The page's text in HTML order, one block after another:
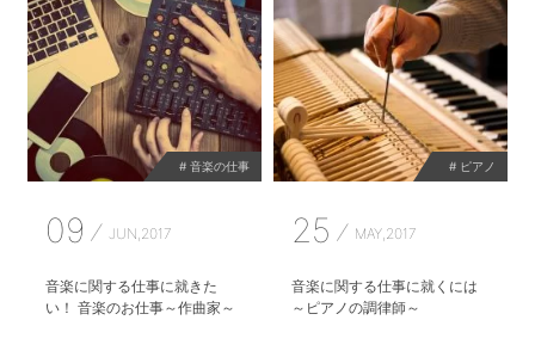
# 音楽の仕事
09 JUN,2017
音楽に関する仕事に就きた
い！ 音楽のお仕事～作曲家～
# ピアノ
25 MAY,2017
音楽に関する仕事に就くには
～ピアノの調律師～